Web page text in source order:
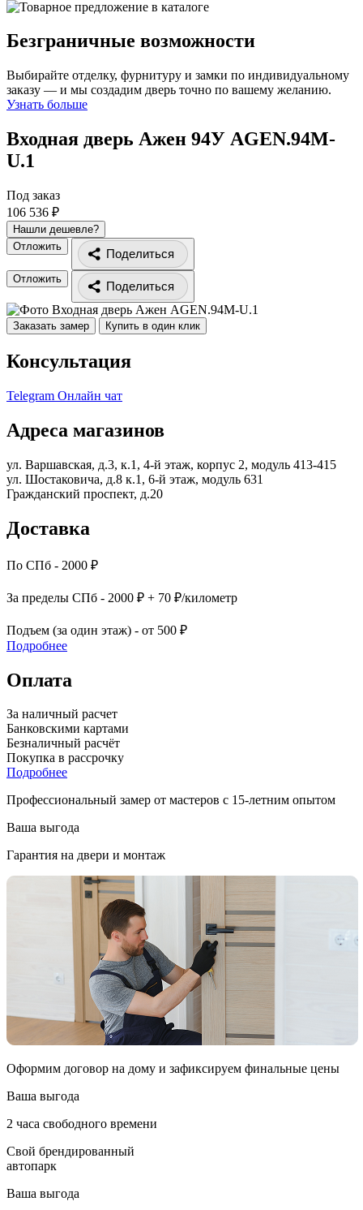
Безграничные возможности
Выбирайте отделку, фурнитуру и замки по индивидуальному
заказу — и мы создадим дверь точно по вашему желанию.
Узнать больше
Входная дверь Ажен 94У AGEN.94M-
U.1
Под заказ
106 536 ₽
Нашли дешевле?
Отложить
Поделиться
Отложить
Поделиться
Заказать замер Купить в один клик
Консультация
Telegram Онлайн чат
Адреса магазинов
ул. Варшавская, д.3, к.1, 4-й этаж, корпус 2, модуль 413-415
ул. Шостаковича, д.8 к.1, 6-й этаж, модуль 631
Гражданский проспект, д.20
Доставка
По СПб - 2000 ₽
За пределы СПб - 2000 ₽ + 70 ₽/километр
Подъем (за один этаж) - от 500 ₽
Подробнее
Оплата
За наличный расчет
Банковскими картами
Безналичный расчёт
Покупка в рассрочку
Подробнее
Профессиональный замер от мастеров с 15-летним опытом
Ваша выгода
Гарантия на двери и монтаж
Оформим договор на дому и зафиксируем финальные цены
Ваша выгода
2 часа свободного времени
Свой брендированный
автопарк
Ваша выгода